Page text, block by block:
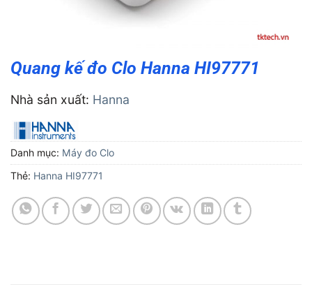
Quang kế đo Clo Hanna HI97771
Nhà sản xuất: Hanna
Danh mục: Máy đo Clo
Thẻ: Hanna HI97771